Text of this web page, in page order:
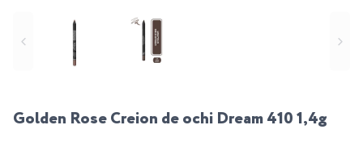
Golden Rose Creion de ochi Dream 410 1,4g